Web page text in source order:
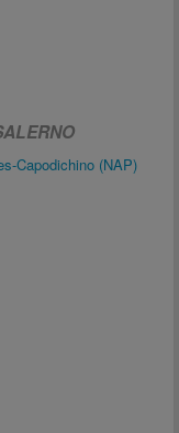
Capodichino (NAP)